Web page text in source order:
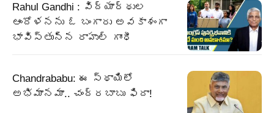
Rahul Gandhi : విద్యార్థుల
ఆందోళనను ఓ బంగారు అవకాశంగా
భావిస్తున్న రాహుల్ గాంధీ
Chandrababu: ఈ స్థాయిలో
అభిమానమా.. చంద్రబాబు ఫిదా!